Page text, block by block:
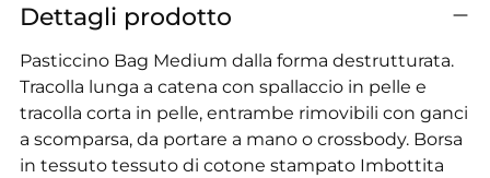
Dettagli prodotto
Pasticcino Bag Medium dalla forma destrutturata.
Tracolla lunga a catena con spallaccio in pelle e
tracolla corta in pelle, entrambe rimovibili con ganci
a scomparsa, da portare a mano o crossbody. Borsa
in tessuto tessuto di cotone stampato Imbottita